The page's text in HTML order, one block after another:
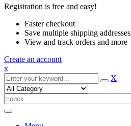
Registration is free and easy!
Faster checkout
Save multiple shipping addresses
View and track orders and more
Create an account
x
X